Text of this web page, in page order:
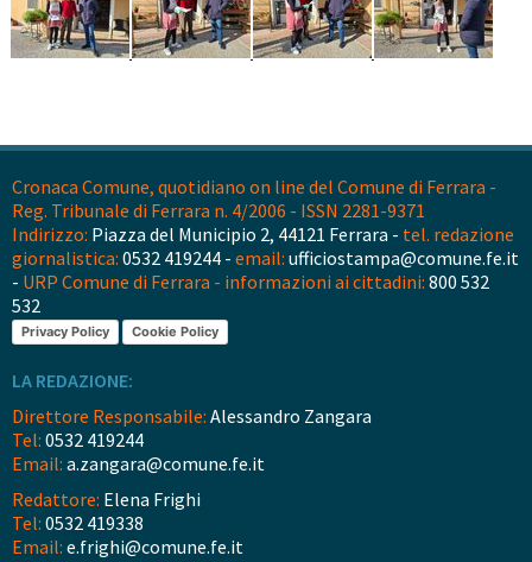
Cronaca Comune, quotidiano on line del Comune di Ferrara -
Reg. Tribunale di Ferrara n. 4/2006 - ISSN 2281-9371
Indirizzo: Piazza del Municipio 2, 44121 Ferrara - tel. redazione
giornalistica: 0532 419244 - email: ufficiostampa@comune.fe.it
- URP Comune di Ferrara - informazioni ai cittadini: 800 532
532
Privacy Policy Cookie Policy
LA REDAZIONE:
Direttore Responsabile: Alessandro Zangara
Tel: 0532 419244
Email: a.zangara@comune.fe.it
Redattore: Elena Frighi
Tel: 0532 419338
Email: e.frighi@comune.fe.it